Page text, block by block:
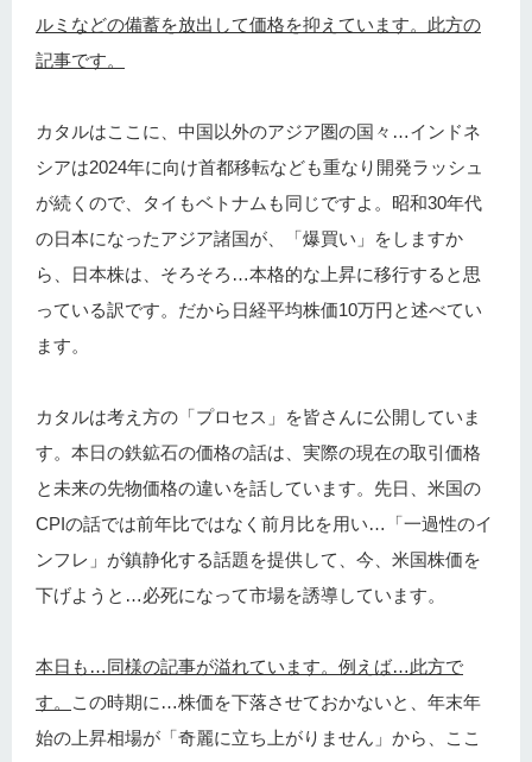
ルミなどの備蓄を放出して価格を抑えています。此方の
記事です。
カタルはここに、中国以外のアジア圏の国々…インドネ
シアは2024年に向け首都移転なども重なり開発ラッシュ
が続くので、タイもベトナムも同じですよ。昭和30年代
の日本になったアジア諸国が、「爆買い」をしますか
ら、日本株は、そろそろ…本格的な上昇に移行すると思
っている訳です。だから日経平均株価10万円と述べてい
ます。
カタルは考え方の「プロセス」を皆さんに公開していま
す。本日の鉄鉱石の価格の話は、実際の現在の取引価格
と未来の先物価格の違いを話しています。先日、米国の
CPIの話では前年比ではなく前月比を用い…「一過性のイ
ンフレ」が鎮静化する話題を提供して、今、米国株価を
下げようと…必死になって市場を誘導しています。
本日も…同様の記事が溢れています。例えば…此方で
す。
この時期に…株価を下落させておかないと、年末年
始の上昇相場が「奇麗に立ち上がりません」から、ここ